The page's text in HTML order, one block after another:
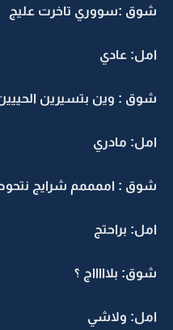
شوق :سووري تاخرت عليج
امل: عادي
شوق : وين بتسيرين
امل: مادري
شوق : اممممم شرايج
امل: براحتج
شوق: بلاااااج ؟
امل: ولاشي